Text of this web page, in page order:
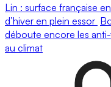
Lin : surface française
d’hiver en plein essor
déboute encore les
au climat